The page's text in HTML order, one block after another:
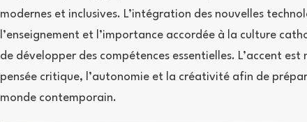
modernes et inclusives. L’intégration des nouvelles
l’enseignement et l’importance accordée à la culture
de développer des compétences essentielles. L’accent
pensée critique, l’autonomie et la créativité afin de
monde contemporain.